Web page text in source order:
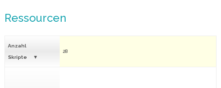
Ressourcen
Anzahl
Skripte
28